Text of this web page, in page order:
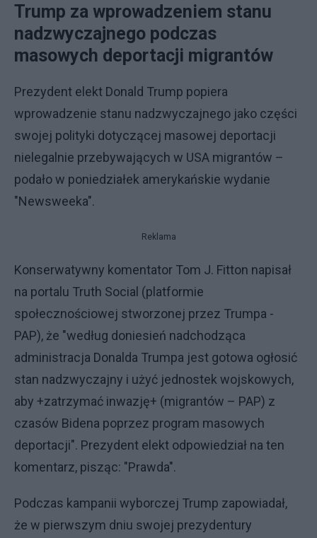
Trump za wprowadzeniem stanu
nadzwyczajnego podczas
masowych deportacji migrantów
Prezydent elekt Donald Trump popiera
wprowadzenie stanu nadzwyczajnego jako części
swojej polityki dotyczącej masowej deportacji
nielegalnie przebywających w USA migrantów –
podało w poniedziałek amerykańskie wydanie
"Newsweeka".
Reklama
Konserwatywny komentator Tom J. Fitton napisał
na portalu Truth Social (platformie
społecznościowej stworzonej przez Trumpa -
PAP), że "według doniesień nadchodząca
administracja Donalda Trumpa jest gotowa ogłosić
stan nadzwyczajny i użyć jednostek wojskowych,
aby +zatrzymać inwazję+ (migrantów – PAP) z
czasów Bidena poprzez program masowych
deportacji". Prezydent elekt odpowiedział na ten
komentarz, pisząc: "Prawda".
Podczas kampanii wyborczej Trump zapowiadał,
że w pierwszym dniu swojej prezydentury